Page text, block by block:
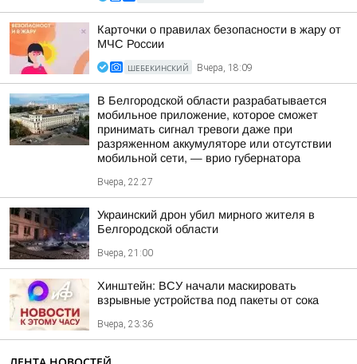
Карточки о правилах безопасности в жару от
МЧС России
ШЕБЕКИНСКИЙ Вчера, 18:09
В Белгородской области разрабатывается
мобильное приложение, которое сможет
принимать сигнал тревоги даже при
разряженном аккумуляторе или отсутствии
мобильной сети, — врио губернатора
Вчера, 22:27
Украинский дрон убил мирного жителя в
Белгородской области
Вчера, 21:00
Хинштейн: ВСУ начали маскировать
взрывные устройства под пакеты от сока
Вчера, 23:36